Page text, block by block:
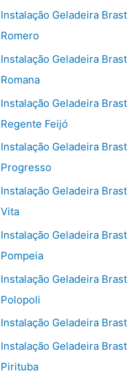
Instalação Geladeira
Romero
Instalação Geladeira
Romana
Instalação Geladeira
Regente Feijó
Instalação Geladeira
Progresso
Instalação Geladeira
Vita
Instalação Geladeira
Pompeia
Instalação Geladeira
Polopoli
Instalação Geladeira
Instalação Geladeira
Pirituba